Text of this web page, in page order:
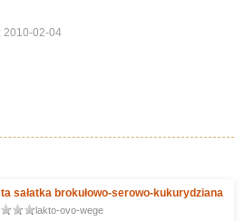
2010-02-04
sałatka brokułowo-serowo-kukurydziana
lakto-ovo-wege